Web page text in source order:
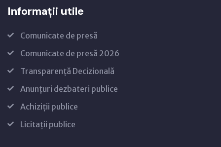
Informații utile
Comunicate de presă
Comunicate de presă 2026
Transparență Decizională
Anunțuri dezbateri publice
Achiziții publice
Licitații publice